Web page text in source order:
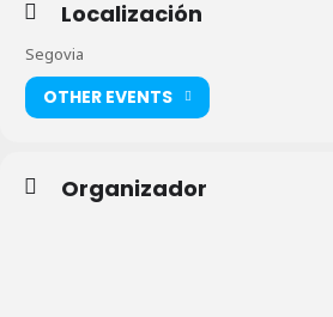
Localización
Segovia
OTHER EVENTS
Organizador